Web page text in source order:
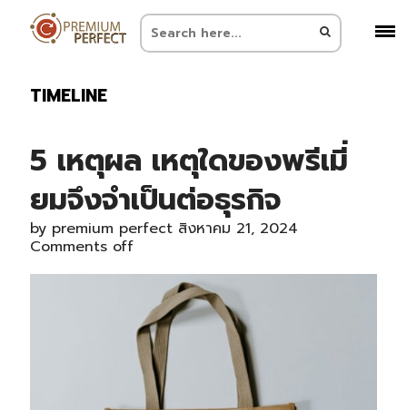
TIMELINE
5 เหตุผล เหตุใดของพรีเมี่
ยมจึงจำเป็นต่อธุรกิจ
by premium perfect สิงหาคม 21, 2024
Comments off